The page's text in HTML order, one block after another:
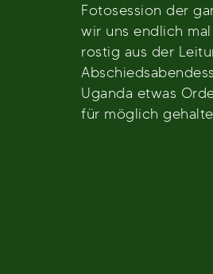
Fotosession der
wir uns endlich
rostig aus der
Uganda etwas
für möglich